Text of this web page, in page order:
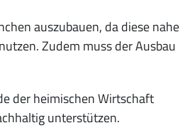
auszubauen, da diese nahe
Zudem muss der Ausbau
der heimischen Wirtschaft
unterstützen.